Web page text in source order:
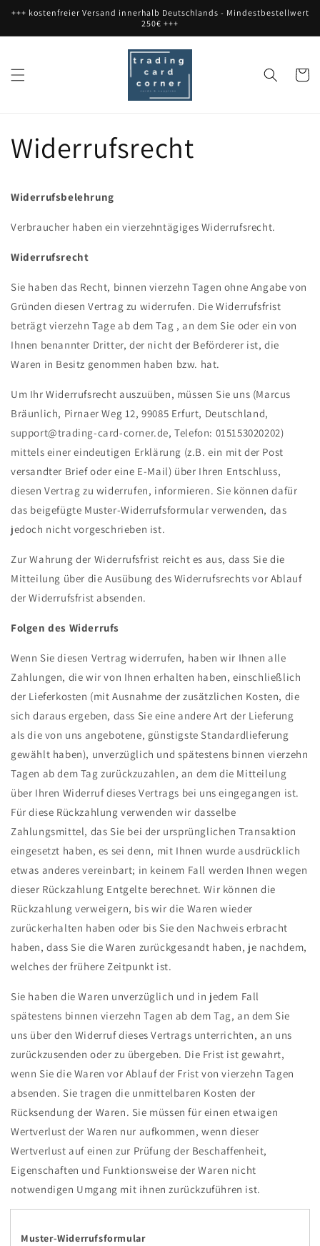
zum
+++ kostenfreier Versand innerhalb Deutschlands - Mindestbestellwert
250€ +++
Widerrufsrecht
Widerrufsbelehrung
Verbraucher haben ein vierzehntägiges Widerrufsrecht.
Widerrufsrecht
Sie haben das Recht, binnen vierzehn Tagen ohne Angabe von
Gründen diesen Vertrag zu widerrufen. Die Widerrufsfrist
beträgt vierzehn Tage ab dem Tag , an dem Sie oder ein von
Ihnen benannter Dritter, der nicht der Beförderer ist, die
Waren in Besitz genommen haben bzw. hat.
Um Ihr Widerrufsrecht auszuüben, müssen Sie uns (Marcus
Bräunlich, Pirnaer Weg 12, 99085 Erfurt, Deutschland,
support@trading-card-corner.de, Telefon: 015153020202)
mittels einer eindeutigen Erklärung (z.B. ein mit der Post
versandter Brief oder eine E-Mail) über Ihren Entschluss,
diesen Vertrag zu widerrufen, informieren. Sie können dafür
das beigefügte Muster-Widerrufsformular verwenden, das
jedoch nicht vorgeschrieben ist.
Zur Wahrung der Widerrufsfrist reicht es aus, dass Sie die
Mitteilung über die Ausübung des Widerrufsrechts vor Ablauf
der Widerrufsfrist absenden.
Folgen des Widerrufs
Wenn Sie diesen Vertrag widerrufen, haben wir Ihnen alle
Zahlungen, die wir von Ihnen erhalten haben, einschließlich
der Lieferkosten (mit Ausnahme der zusätzlichen Kosten, die
sich daraus ergeben, dass Sie eine andere Art der Lieferung
als die von uns angebotene, günstigste Standardlieferung
gewählt haben), unverzüglich und spätestens binnen vierzehn
Tagen ab dem Tag zurückzuzahlen, an dem die Mitteilung
über Ihren Widerruf dieses Vertrags bei uns eingegangen ist.
Für diese Rückzahlung verwenden wir dasselbe
Zahlungsmittel, das Sie bei der ursprünglichen Transaktion
eingesetzt haben, es sei denn, mit Ihnen wurde ausdrücklich
etwas anderes vereinbart; in keinem Fall werden Ihnen wegen
dieser Rückzahlung Entgelte berechnet. Wir können die
Rückzahlung verweigern, bis wir die Waren wieder
zurückerhalten haben oder bis Sie den Nachweis erbracht
haben, dass Sie die Waren zurückgesandt haben, je nachdem,
welches der frühere Zeitpunkt ist.
Sie haben die Waren unverzüglich und in jedem Fall
spätestens binnen vierzehn Tagen ab dem Tag, an dem Sie
uns über den Widerruf dieses Vertrags unterrichten, an uns
zurückzusenden oder zu übergeben. Die Frist ist gewahrt,
wenn Sie die Waren vor Ablauf der Frist von vierzehn Tagen
absenden. Sie tragen die unmittelbaren Kosten der
Rücksendung der Waren. Sie müssen für einen etwaigen
Wertverlust der Waren nur aufkommen, wenn dieser
Wertverlust auf einen zur Prüfung der Beschaffenheit,
Eigenschaften und Funktionsweise der Waren nicht
notwendigen Umgang mit ihnen zurückzuführen ist.
Muster-Widerrufsformular